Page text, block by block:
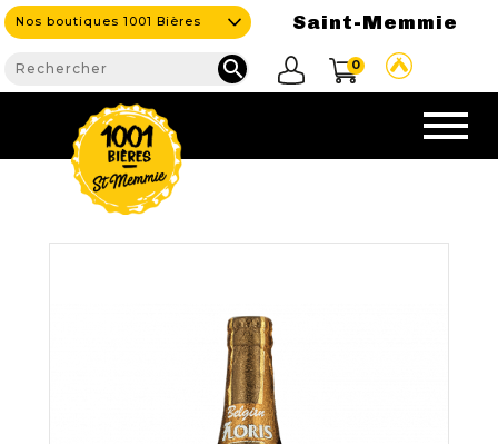
Nos boutiques 1001 Bières Saint-Memmie
 0

NOS PRODUITS
Nouveautés